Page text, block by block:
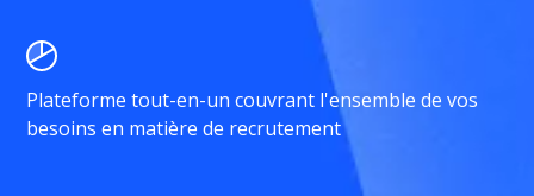
Plateforme tout-en-un couvrant l'ensemble de vos
besoins en matière de recrutement